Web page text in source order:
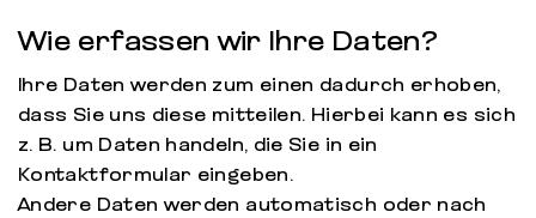
Wie erfassen wir Ihre Daten?
Ihre Daten werden zum einen dadurch erhoben,
dass Sie uns diese mitteilen. Hierbei kann es sich
z. B. um Daten handeln, die Sie in ein
Kontaktformular eingeben.
Andere Daten werden automatisch oder nach